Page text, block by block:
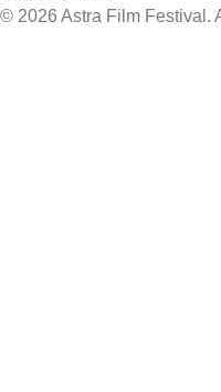
© 2026 Astra Film Festival.